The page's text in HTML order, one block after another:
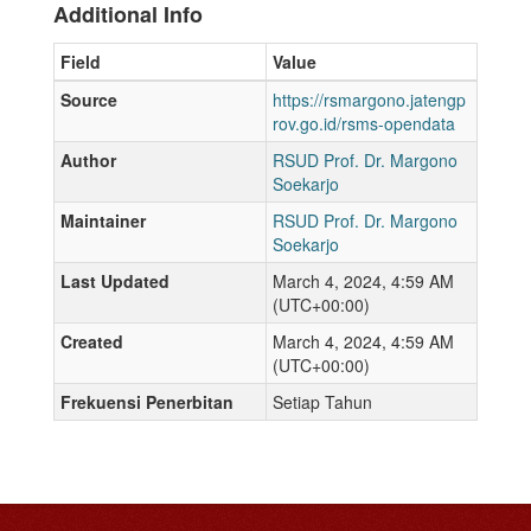
Additional Info
Field
Value
Source
https://rsmargono.jatengp
rov.go.id/rsms-opendata
Author
RSUD Prof. Dr. Margono
Soekarjo
Maintainer
RSUD Prof. Dr. Margono
Soekarjo
Last Updated
March 4, 2024, 4:59 AM
(UTC+00:00)
Created
March 4, 2024, 4:59 AM
(UTC+00:00)
Frekuensi Penerbitan
Setiap Tahun